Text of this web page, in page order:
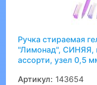
Ручка стираемая
"Лимонад", СИНЯЯ,
ассорти, узел 0,5
Артикул: 143654